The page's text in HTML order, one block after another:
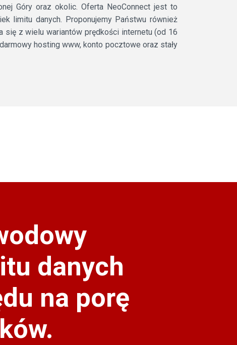
Góry oraz okolic. Oferta NeoConnect jest to
limitu danych. Proponujemy Państwu również
się z wielu wariantów prędkości internetu (od 16
hosting www, konto pocztowe oraz stały
danych
na porę